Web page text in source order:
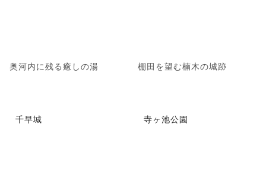
奥河内に残る癒しの湯 棚田を望む楠木の城跡
千早城 寺ヶ池公園